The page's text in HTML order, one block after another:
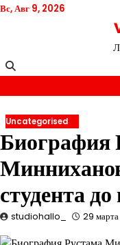
Перейти
Вс, Авг 9, 2026
Uncategorised
Биография
студента
studiohallo_ 29